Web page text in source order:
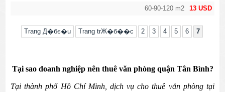
13 USD
60-90-120 m2
Trang Д�бє�u Trang trЖ�б��c 2 3 4 5 6 7
Tại sao doanh nghiệp nên thuê văn phòng quận Tân Bình?
Tại thành phố Hồ Chí Minh, dịch vụ cho thuê văn phòng tại